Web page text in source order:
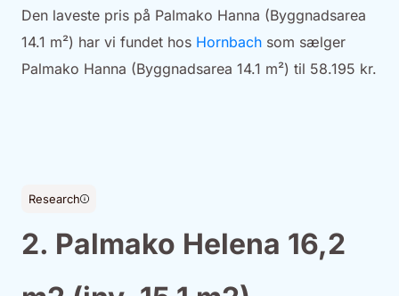
Den laveste pris på Palmako Hanna (Byggnadsarea
14.1 m²) har vi fundet hos Hornbach som sælger
Palmako Hanna (Byggnadsarea 14.1 m²) til 58.195 kr.
Research
2. Palmako Helena 16,2